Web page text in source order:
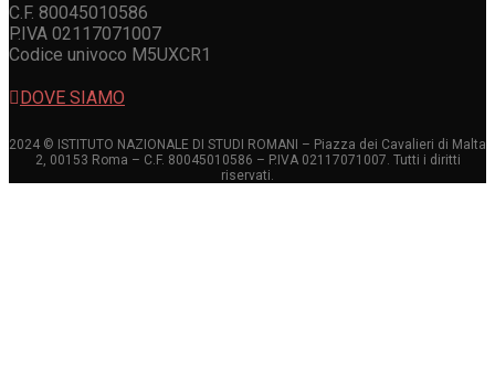
C.F. 80045010586
P.IVA 02117071007
Codice univoco M5UXCR1
DOVE SIAMO
2024 © ISTITUTO NAZIONALE DI STUDI ROMANI – Piazza dei Cavalieri di Malta
2, 00153 Roma – C.F. 80045010586 – P.IVA 02117071007. Tutti i diritti
riservati.